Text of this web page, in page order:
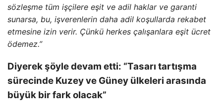
sözleşme tüm işçilere eşit ve adil haklar ve garanti
sunarsa, bu, işverenlerin daha adil koşullarda rekabet
etmesine izin verir. Çünkü herkes çalışanlara eşit ücret
ödemez.”
Diyerek şöyle devam etti: “Tasarı tartışma
sürecinde Kuzey ve Güney ülkeleri arasında
büyük bir fark olacak”